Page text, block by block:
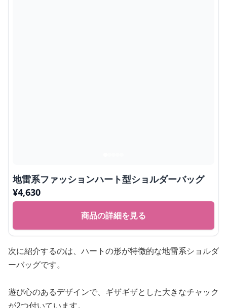
地雷系ファッションハート型ショルダーバッグ
¥4,630
商品の詳細を見る
次に紹介するのは、ハートの形が特徴的な地雷系ショルダ
ーバッグです。
遊び心のあるデザインで、ギザギザとした大きなチャック
が2つ付いています。